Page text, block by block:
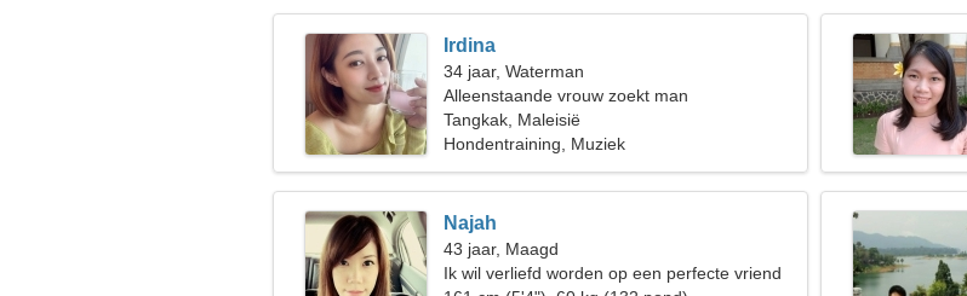
Irdina
34 jaar, Waterman
Alleenstaande vrouw zoekt man
Tangkak, Maleisië
Hondentraining, Muziek
Najah
43 jaar, Maagd
Ik wil verliefd worden op een perfecte vriend